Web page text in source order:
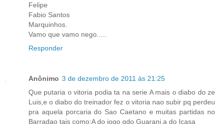
Felipe
Fabio Santos
Marquinhos.
Vamo que vamo nego.....
Responder
Anônimo 3 de dezembro de 2011 às 21:25
Que putaria o vitoria podia ta na serie A mais o diabo do ze
Luis,e o diabo do treinador fez o vitoria nao subir pq perdeu
pra aquela porcaria do Sao Caetano e muitas partidas no
Barradao tais como:A do jogo gdo Guarani,a do Icasa